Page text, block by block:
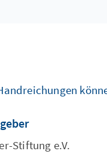
Stiftung e.V.